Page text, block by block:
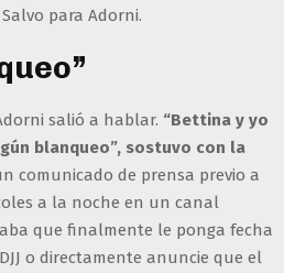
para Adorni.
salió a hablar. “Bettina y yo
blanqueo”, sostuvo con la
comunicado de prensa previo a
a la noche en un canal
que finalmente le ponga fecha
o directamente anuncie que el